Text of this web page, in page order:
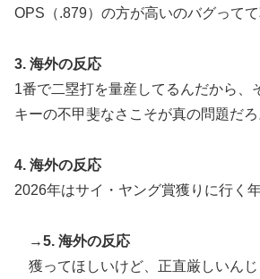
OPS（.879）の方が高いのバグってて
3. 海外の反応
1番で二塁打を量産してるんだから、
キーの不甲斐なさこそが真の問題だろ
4. 海外の反応
2026年はサイ・ヤング賞獲りに行く年
→5. 海外の反応
獲ってほしいけど、正直厳しいん